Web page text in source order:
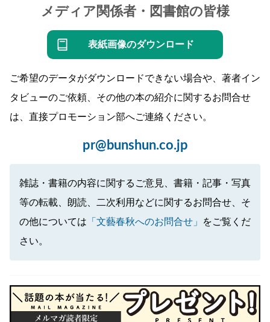
メディア関係者・図書館の皆様
表紙画像のダウンロード
ご希望のデータがダウンロードできない場合や、著者イン
タビューのご依頼、その他の本の紹介に関するお問合せ
は、直接プロモーション部へご連絡ください。
pr@bunshun.co.jp
雑誌・書籍の内容に関するご意見、書籍・記事・写真
等の転載、朗読、二次利用などに関するお問合せ、そ
の他については 「文藝春秋へのお問合せ」
をご覧くだ
さい。